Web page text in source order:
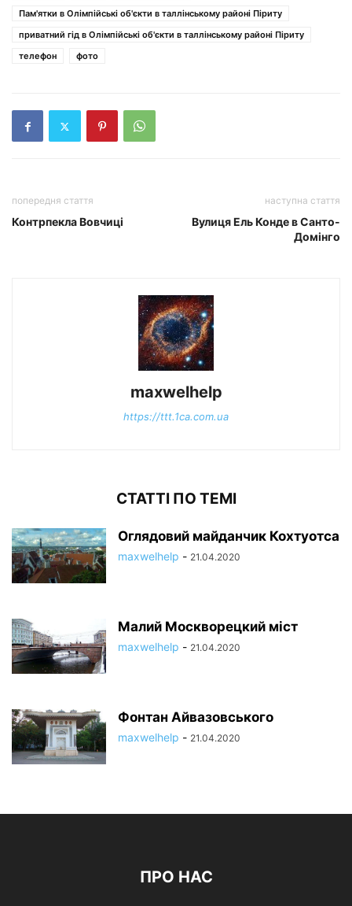
Пам'ятки в Олімпійські об'єкти в таллінському районі Піриту
приватний гід в Олімпійські об'єкти в таллінському районі Піриту
телефон
фото
попередня стаття
Контрпекла Вовчиці
наступна стаття
Вулиця Ель Конде в Санто-
Домінго
maxwelhelp
https://ttt.1ca.com.ua
СТАТТІ ПО ТЕМІ
Оглядовий майданчик Кохтуотса
maxwelhelp - 21.04.2020
Малий Москворецкий міст
maxwelhelp - 21.04.2020
Фонтан Айвазовського
maxwelhelp - 21.04.2020
ПРО НАС